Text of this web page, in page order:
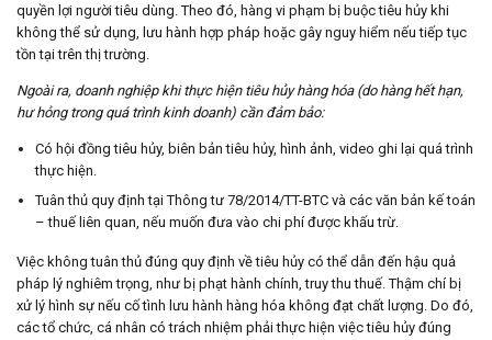
quyền lợi người tiêu dùng. Theo đó, hàng vi phạm bị buộc tiêu hủy khi
không thể sử dụng, lưu hành hợp pháp hoặc gây nguy hiểm nếu tiếp tục
tồn tại trên thị trường.
Ngoài ra, doanh nghiệp khi thực hiện tiêu hủy hàng hóa (do hàng hết hạn,
hư hỏng trong quá trình kinh doanh) cần đảm bảo:
Có hội đồng tiêu hủy, biên bản tiêu hủy, hình ảnh, video ghi lại quá trình
thực hiện.
Tuân thủ quy định tại Thông tư 78/2014/TT-BTC và các văn bản kế toán
– thuế liên quan, nếu muốn đưa vào chi phí được khấu trừ.
Việc không tuân thủ đúng quy định về tiêu hủy có thể dẫn đến hậu quả
pháp lý nghiêm trọng, như bị phạt hành chính, truy thu thuế. Thậm chí bị
xử lý hình sự nếu cố tình lưu hành hàng hóa không đạt chất lượng. Do đó,
các tổ chức, cá nhân có trách nhiệm phải thực hiện việc tiêu hủy đúng